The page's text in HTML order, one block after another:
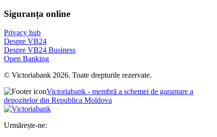
Siguranța online
Privacy hub
Despre VB24
Despre VB24 Business
Open Banking
© Victoriabank 2026. Toate drepturile rezervate.
Victoriabank - membră a schemei de garantare a
depozitelor din Republica Moldova
Urmărește-ne: